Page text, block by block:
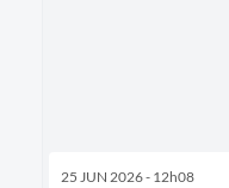
25 JUN 2026 - 12h08